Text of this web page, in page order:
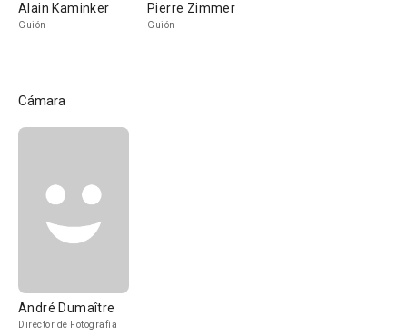
Alain Kaminker
Guión
Pierre Zimmer
Guión
Cámara
André Dumaître
Director de Fotografía